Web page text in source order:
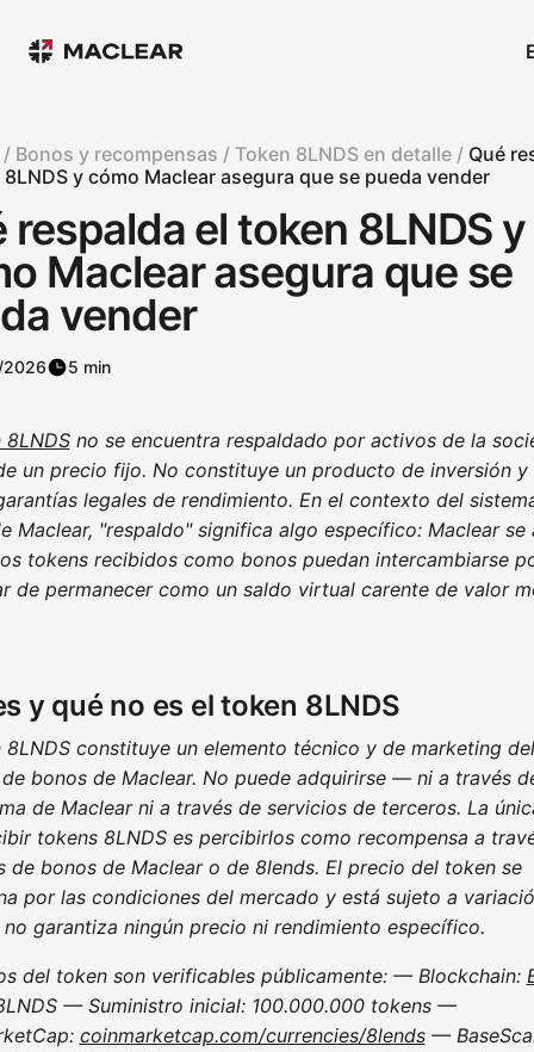
/ Bonos y recompensas / Token 8LNDS en detalle / Qué
y cómo Maclear asegura que se pueda vender
respalda el token 8LNDS y
Maclear asegura que se
vender
5 min
no se encuentra respaldado por activos de la
un precio fijo. No constituye un producto de inversión y
legales de rendimiento. En el contexto del
Maclear, "respaldo" significa algo específico: Maclear se
tokens recibidos como bonos puedan intercambiarse
de permanecer como un saldo virtual carente de valor
y qué no es el token 8LNDS
8LNDS constituye un elemento técnico y de marketing del
bonos de Maclear. No puede adquirirse — ni a través
de Maclear ni a través de servicios de terceros. La
tokens 8LNDS es percibirlos como recompensa a
de bonos de Maclear o de 8lends. El precio del token se
por las condiciones del mercado y está sujeto a
garantiza ningún precio ni rendimiento específico.
del token son verificables públicamente: — Blockchain:
— Suministro inicial: 100.000.000 tokens —
coinmarketcap.com/currencies/8lends—